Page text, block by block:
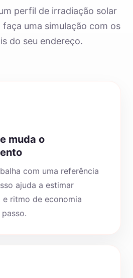
perfil de irradiação solar
uma simulação com os
do seu endereço.
muda o
com uma referência
ajuda a estimar
ritmo de economia